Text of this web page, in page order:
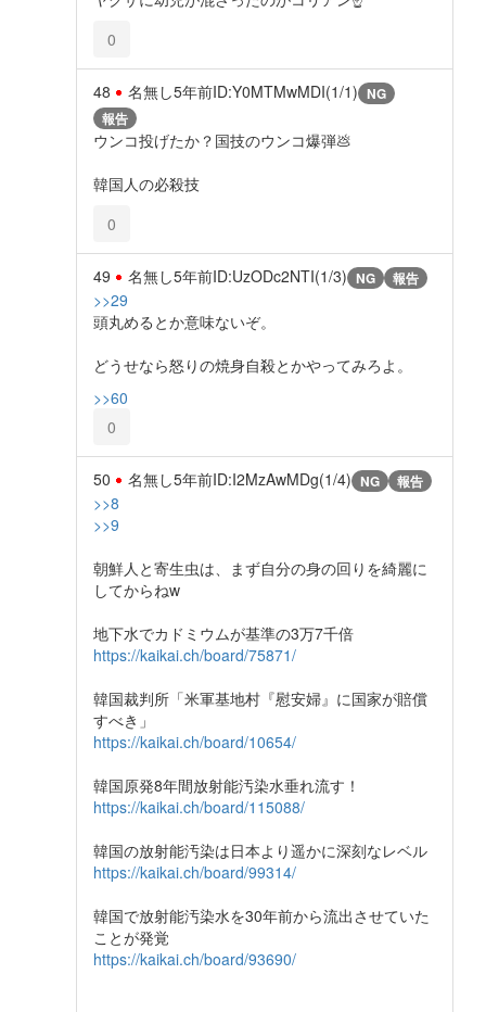
0
48 名無し5年前ID:Y0MTMwMDI(1/1) NG
報告
ウンコ投げたか？国技のウンコ爆弾💩
韓国人の必殺技
0
49 名無し5年前ID:UzODc2NTI(1/3) NG 報告
>>29
頭丸めるとか意味ないぞ。
どうせなら怒りの焼身自殺とかやってみろよ。
>>60
0
50 名無し5年前ID:I2MzAwMDg(1/4) NG 報告
>>8
>>9
朝鮮人と寄生虫は、まず自分の身の回りを綺麗に
してからねw
地下水でカドミウムが基準の3万7千倍
https://kaikai.ch/board/75871/
韓国裁判所「米軍基地村『慰安婦』に国家が賠償
すべき」
https://kaikai.ch/board/10654/
韓国原発8年間放射能汚染水垂れ流す！
https://kaikai.ch/board/115088/
韓国の放射能汚染は日本より遥かに深刻なレベル
https://kaikai.ch/board/99314/
韓国で放射能汚染水を30年前から流出させていた
ことが発覚
https://kaikai.ch/board/93690/